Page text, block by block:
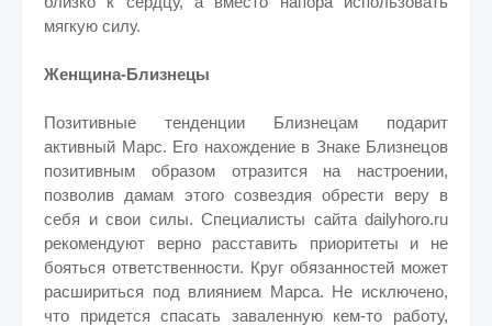
мягкую силу.
Женщина-Близнецы
Позитивные тенденции Близнецам подарит
активный Марс. Его нахождение в Знаке Близнецов
позитивным образом отразится на настроении,
позволив дамам этого созвездия обрести веру в
себя и свои силы. Специалисты сайта dailyhoro.ru
рекомендуют верно расставить приоритеты и не
бояться ответственности. Круг обязанностей может
расшириться под влиянием Марса. Не исключено,
что придется спасать заваленную кем-то работу,